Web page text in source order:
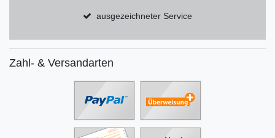
ausgezeichneter Service
Zahl- & Versandarten